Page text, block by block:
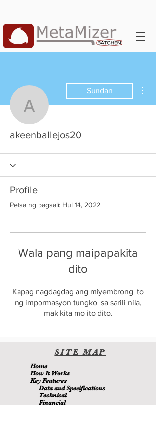
akeenballejos20
Sundan
akeenballejos20
Profile
Petsa ng pagsali: Hul 14, 2022
Wala pang maipapakita
dito
Kapag nagdagdag ang miyembrong ito
ng impormasyon tungkol sa sarili nila,
makikita mo ito dito.
SITEMAP
Home
How It Works
Key Features
Data and Specifications
Technical
Financial